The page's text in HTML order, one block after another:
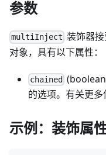
参数
multiInject 装饰器
对象，具有以下属性：
chained
的选项。有关更
示例：装饰属